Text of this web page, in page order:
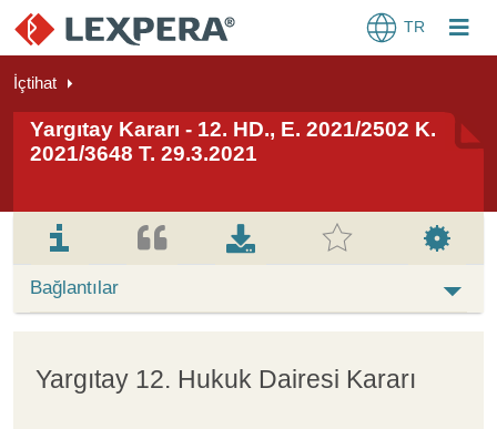
TR
İçtihat
Yargıtay Kararı - 12. HD., E. 2021/2502 K.
2021/3648 T. 29.3.2021
Bağlantılar
Yargıtay 12. Hukuk Dairesi Kararı